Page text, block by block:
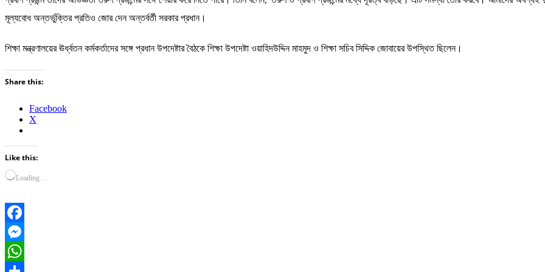
মূল্যবোধ অন্তর্ভুক্তির প্রতিও জোর দেন অন্তর্বর্তী সরকার প্রধান।
শিক্ষা মন্ত্রণালয়ের ঊর্ধ্বতন কর্মকর্তাদের সঙ্গে প্রধান উপদেষ্টার বৈঠকে শিক্ষা উপদেষ্টা ওয়াহিদউদ্দিন মাহমুদ ও শিক্ষা সচিব সিদ্দিক জোবায়ের উপস্থিত ছিলেন।
Share this:
Facebook
X
Like this:
Loading…
Facebook
Messenger